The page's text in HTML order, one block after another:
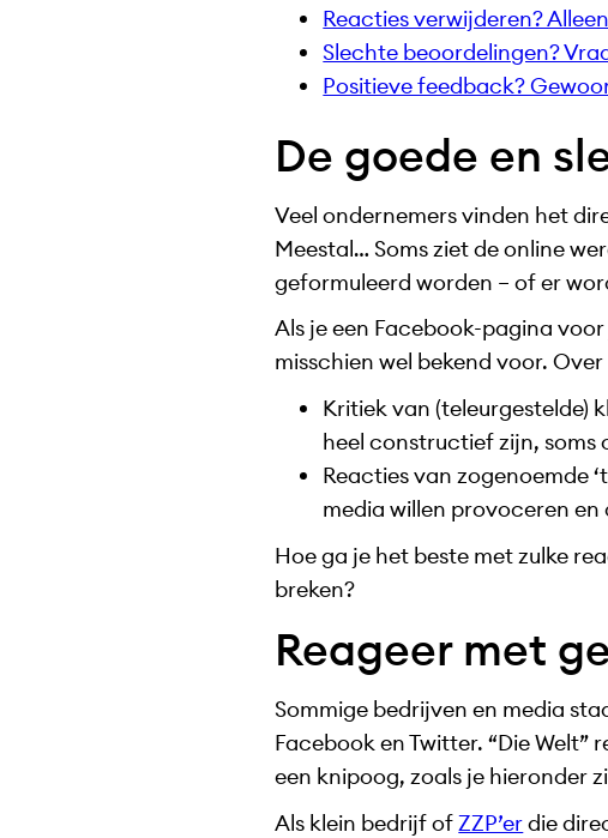
Reacties verwijderen?
Slechte beoordelingen?
Positieve feedback?
De goede en
Veel ondernemers vinden het
Meestal… Soms ziet de online
geformuleerd worden – of er
Als je een Facebook-pagina
misschien wel bekend voor.
Kritiek van (teleurgestelde)
heel constructief zijn, soms
Reacties van zogenoemde
media willen provoceren en
Hoe ga je het beste met zulke
breken?
Reageer met
Sommige bedrijven en media
Facebook en Twitter. “Die
een knipoog, zoals je hieronder
Als klein bedrijf ofZZP’erdie